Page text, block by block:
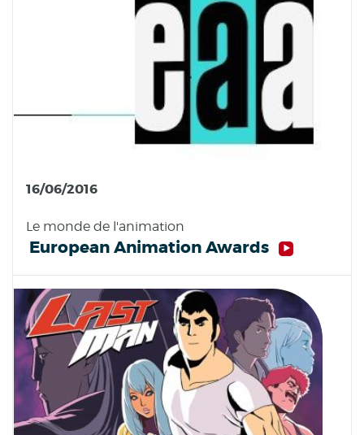
16/06/2016
Le monde de l'animation
European Animation Awards